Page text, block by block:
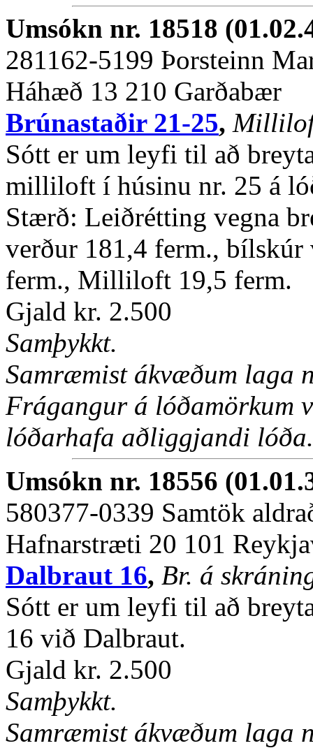
Umsókn nr. 18518
281162-5199 Þorsteinn
Háhæð 13 210 Garðabær
Brúnastaðir 21-25,
Sótt er um leyfi til að
milliloft í húsinu nr. 25 á
Stærð: Leiðrétting vegna
verður 181,4 ferm.,
ferm., Milliloft 19,5 ferm.
Gjald kr. 2.500
Samþykkt.
Samræmist ákvæðum laga
Frágangur á lóðamörkum
lóðarhafa aðliggjandi lóða.
Umsókn nr. 18556
580377-0339 Samtök
Hafnarstræti 20 101
Dalbraut 16, Br. á
Sótt er um leyfi til að
16 við Dalbraut.
Gjald kr. 2.500
Samþykkt.
Samræmist ákvæðum laga